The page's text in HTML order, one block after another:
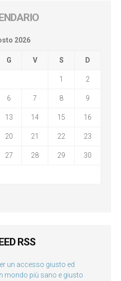
2026
G V S D
1 2
6 7 8 9
13 14 15 16
20 21 22 23
27 28 29 30
RSS
un accesso giusto ed
mondo più sano e giusto